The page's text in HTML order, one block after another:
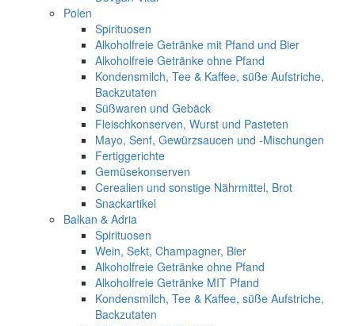
Polen
Spirituosen
Alkoholfreie Getränke mit Pfand und Bier
Alkoholfreie Getränke ohne Pfand
Kondensmilch, Tee & Kaffee, süße Aufstriche,
Backzutaten
Süßwaren und Gebäck
Fleischkonserven, Wurst und Pasteten
Mayo, Senf, Gewürzsaucen und -Mischungen
Fertiggerichte
Gemüsekonserven
Cerealien und sonstige Nährmittel, Brot
Snackartikel
Balkan & Adria
Spirituosen
Wein, Sekt, Champagner, Bier
Alkoholfreie Getränke ohne Pfand
Alkoholfreie Getränke MIT Pfand
Kondensmilch, Tee & Kaffee, süße Aufstriche,
Backzutaten